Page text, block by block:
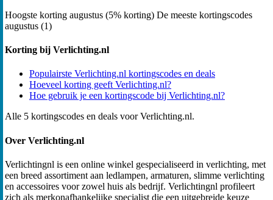
Hoogste korting augustus (5% korting) De meeste kortingscodes
augustus (1)
Korting bij Verlichting.nl
Populairste Verlichting.nl kortingscodes en deals
Hoeveel korting geeft Verlichting.nl?
Hoe gebruik je een kortingscode bij Verlichting.nl?
Alle 5 kortingscodes en deals voor Verlichting.nl.
Over Verlichting.nl
Verlichtingnl is een online winkel gespecialiseerd in verlichting, met
een breed assortiment aan ledlampen, armaturen, slimme verlichting
en accessoires voor zowel huis als bedrijf. Verlichtingnl profileert
zich als merkonafhankelijke specialist die een uitgebreide keuze